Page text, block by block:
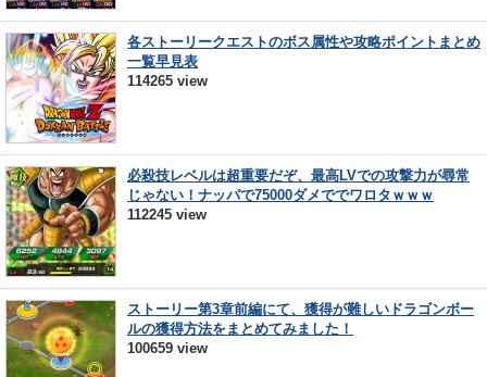
各ストーリークエストのボス属性や攻略ポイントまとめ
一覧早見表
114265 view
必殺技レベルは超重要だぞ、最高LVでの攻撃力が尋常
じゃない！ナッパで75000ダメででワロタｗｗｗ
112245 view
ストーリー第3章前編にて、獲得が難しいドラゴンボー
ルの獲得方法をまとめてみました！
100659 view